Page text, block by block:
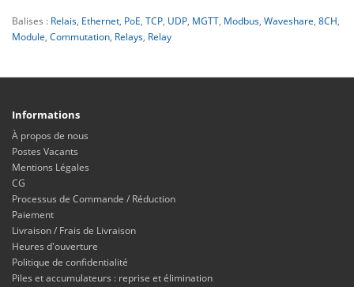
Balises : Relais, Ethernet, PoE, TCP, UDP, MGTT, Modbus, Waveshare, 8CH,
Module, Commutation, Relays, Relay
Informations
À propos de nous
Postes Vacants
Mentions Légales
CG
Processus de Commande / Réduction
Paiement
Livraison / Frais de Livraison
Heures d'ouverture
Politique de confidentialité
Piles et accumulateurs : reprise et élimination